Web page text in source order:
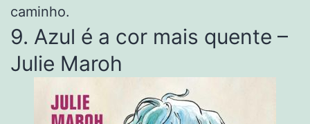
caminho.
9. Azul é a cor mais quente –
Julie Maroh